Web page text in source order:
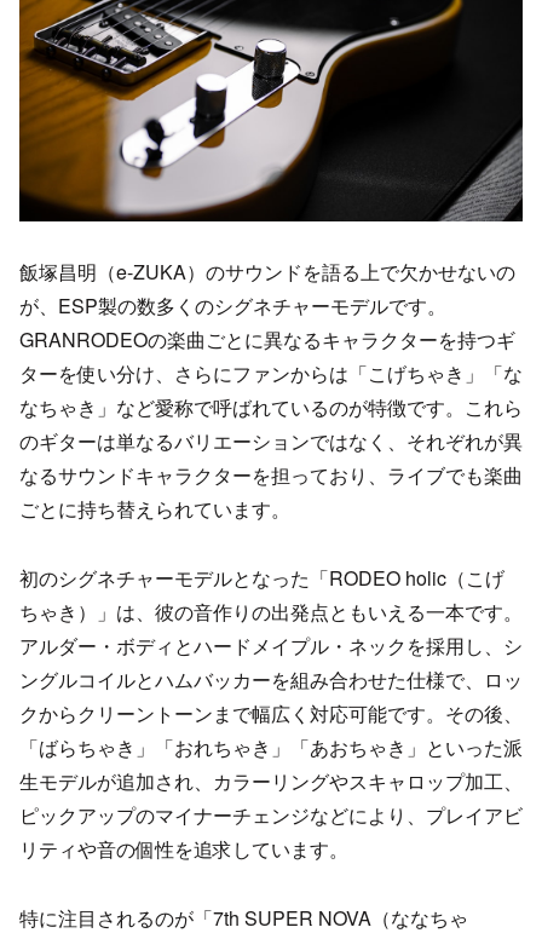
飯塚昌明（e-ZUKA）のサウンドを語る上で欠かせないの
が、ESP製の数多くのシグネチャーモデルです。
GRANRODEOの楽曲ごとに異なるキャラクターを持つギ
ターを使い分け、さらにファンからは「こげちゃき」「な
なちゃき」など愛称で呼ばれているのが特徴です。これら
のギターは単なるバリエーションではなく、それぞれが異
なるサウンドキャラクターを担っており、ライブでも楽曲
ごとに持ち替えられています。
初のシグネチャーモデルとなった「RODEO holic（こげ
ちゃき）」は、彼の音作りの出発点ともいえる一本です。
アルダー・ボディとハードメイプル・ネックを採用し、シ
ングルコイルとハムバッカーを組み合わせた仕様で、ロッ
クからクリーントーンまで幅広く対応可能です。その後、
「ばらちゃき」「おれちゃき」「あおちゃき」といった派
生モデルが追加され、カラーリングやスキャロップ加工、
ピックアップのマイナーチェンジなどにより、プレイアビ
リティや音の個性を追求しています。
特に注目されるのが「7th SUPER NOVA（ななちゃ